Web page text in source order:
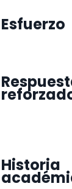
Esfuerzo
Historia